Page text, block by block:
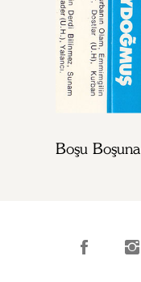
Boşu Boşuna